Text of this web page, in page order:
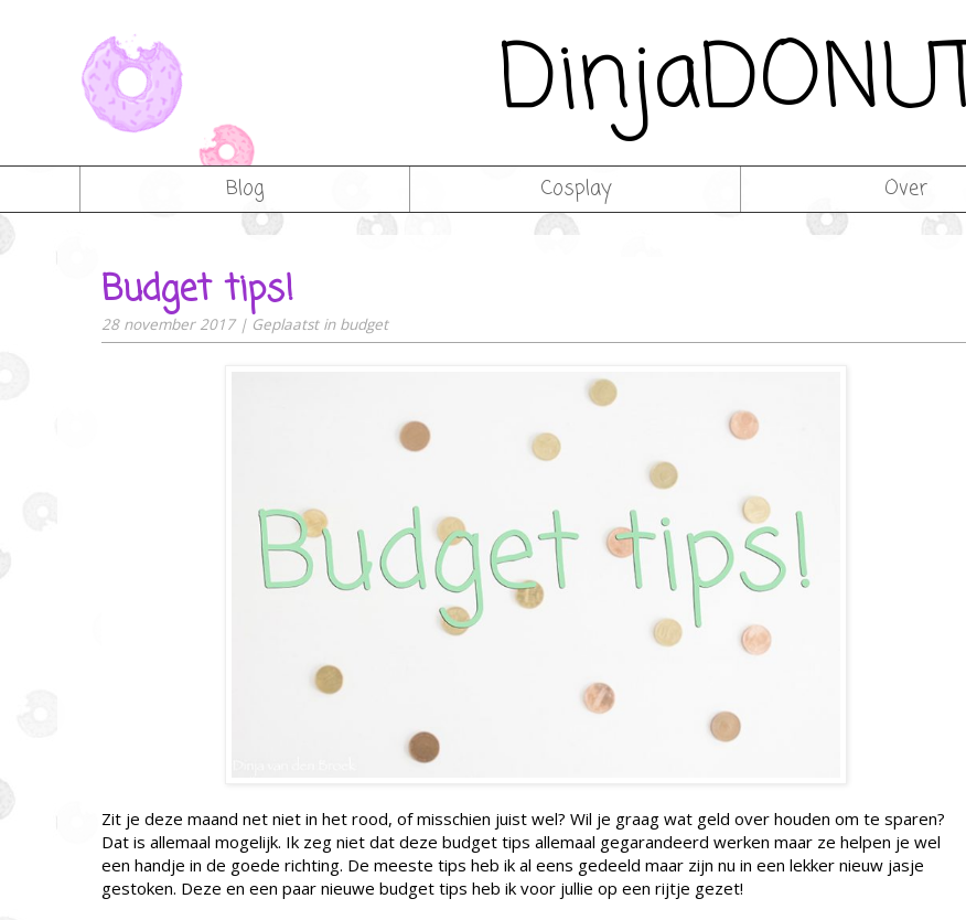
Blog Cosplay Over
Budget tips!
28 november 2017 | Geplaatst in budget
Zit je deze maand net niet in het rood, of misschien juist wel? Wil je graag wat geld over houden om te sparen?
Dat is allemaal mogelijk. Ik zeg niet dat deze budget tips allemaal gegarandeerd werken maar ze helpen je wel
een handje in de goede richting. De meeste tips heb ik al eens gedeeld maar zijn nu in een lekker nieuw jasje
gestoken. Deze en een paar nieuwe budget tips heb ik voor jullie op een rijtje gezet!